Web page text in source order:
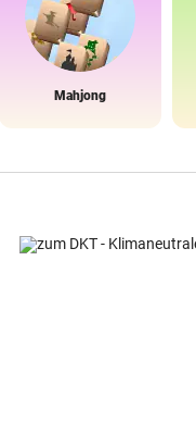
Mahjong